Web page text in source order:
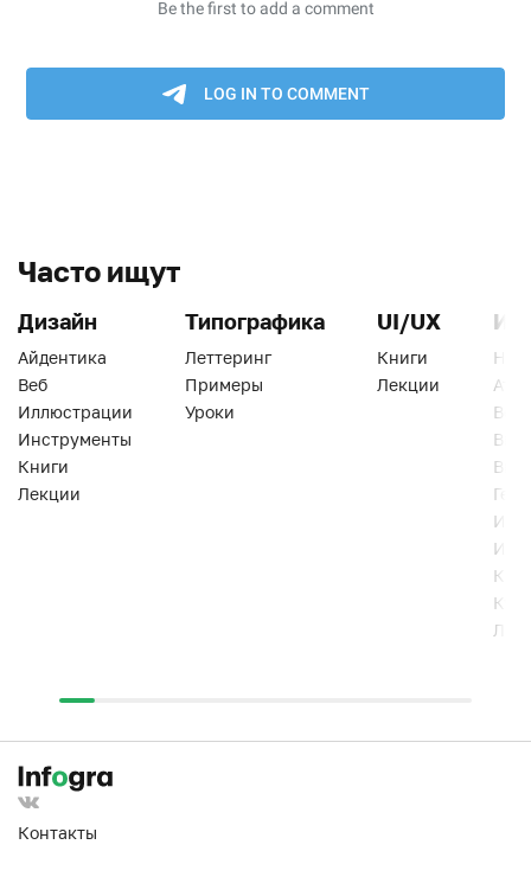
Часто ищут
Дизайн
Айдентика
Веб
Иллюстрации
Инструменты
Книги
Лекции
Типографика
Леттеринг
Примеры
Уроки
UI/UX
Книги
Лекции
Веб
Контакты